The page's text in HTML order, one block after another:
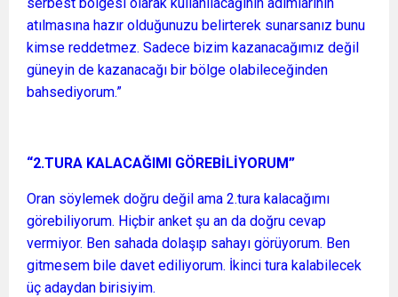
atılmasına hazır olduğunuzu belirterek sunarsanız bunu
kimse reddetmez. Sadece bizim kazanacağımız değil
güneyin de kazanacağı bir bölge olabileceğinden
bahsediyorum.”
“2.TURA KALACAĞIMI GÖREBİLİYORUM”
Oran söylemek doğru değil ama 2.tura kalacağımı
görebiliyorum. Hiçbir anket şu an da doğru cevap
vermiyor. Ben sahada dolaşıp sahayı görüyorum. Ben
gitmesem bile davet ediliyorum. İkinci tura kalabilecek
üç adaydan birisiyim.